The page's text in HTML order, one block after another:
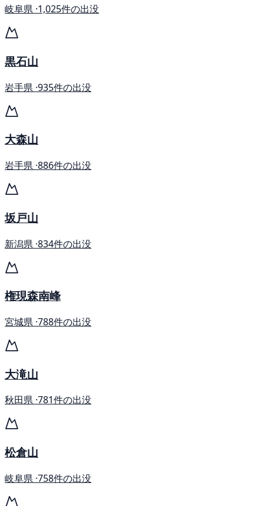
岐阜県 ·1,025件の出没
黒石山
岩手県 ·935件の出没
大森山
岩手県 ·886件の出没
坂戸山
新潟県 ·834件の出没
権現森南峰
宮城県 ·788件の出没
大滝山
秋田県 ·781件の出没
松倉山
岐阜県 ·758件の出没